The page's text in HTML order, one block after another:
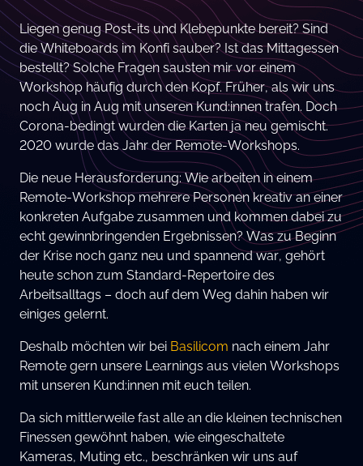
Liegen genug Post-its und Klebepunkte bereit? Sind
die Whiteboards im Konfi sauber? Ist das Mittagessen
bestellt? Solche Fragen sausten mir vor einem
Workshop häufig durch den Kopf. Früher, als wir uns
noch Aug in Aug mit unseren Kund:innen trafen. Doch
Corona-bedingt wurden die Karten ja neu gemischt.
2020 wurde das Jahr der Remote-Workshops.
Die neue Herausforderung: Wie arbeiten in einem
Remote-Workshop mehrere Personen kreativ an einer
konkreten Aufgabe zusammen und kommen dabei zu
echt gewinnbringenden Ergebnissen? Was zu Beginn
der Krise noch ganz neu und spannend war, gehört
heute schon zum Standard-Repertoire des
Arbeitsalltags – doch auf dem Weg dahin haben wir
einiges gelernt.
Deshalb möchten wir bei Basilicom nach einem Jahr
Remote gern unsere Learnings aus vielen Workshops
mit unseren Kund:innen mit euch teilen.
Da sich mittlerweile fast alle an die kleinen technischen
Finessen gewöhnt haben, wie eingeschaltete
Kameras, Muting etc., beschränken wir uns auf